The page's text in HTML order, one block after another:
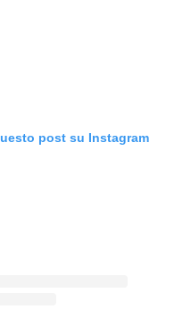
post su Instagram